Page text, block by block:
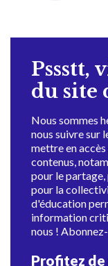
Pssstt,
du site
Nous sommes
nous suivre sur
mettre en
contenus,
pour le
pour la
d'éducation
information
nous !
Profitez